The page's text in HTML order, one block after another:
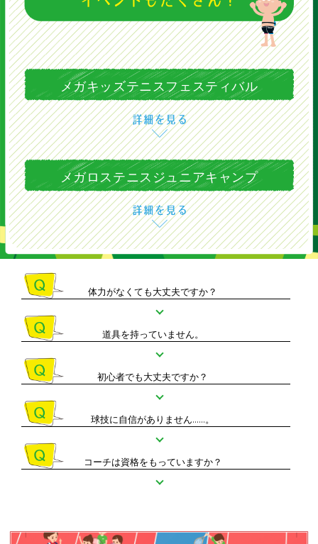
メガキッズテニスフェスティバル
メガロステニスジュニアキャンプ
体力がなくても大丈夫ですか？
道具を持っていません。
初心者でも大丈夫ですか？
球技に自信がありません……。
コーチは資格をもっていますか？